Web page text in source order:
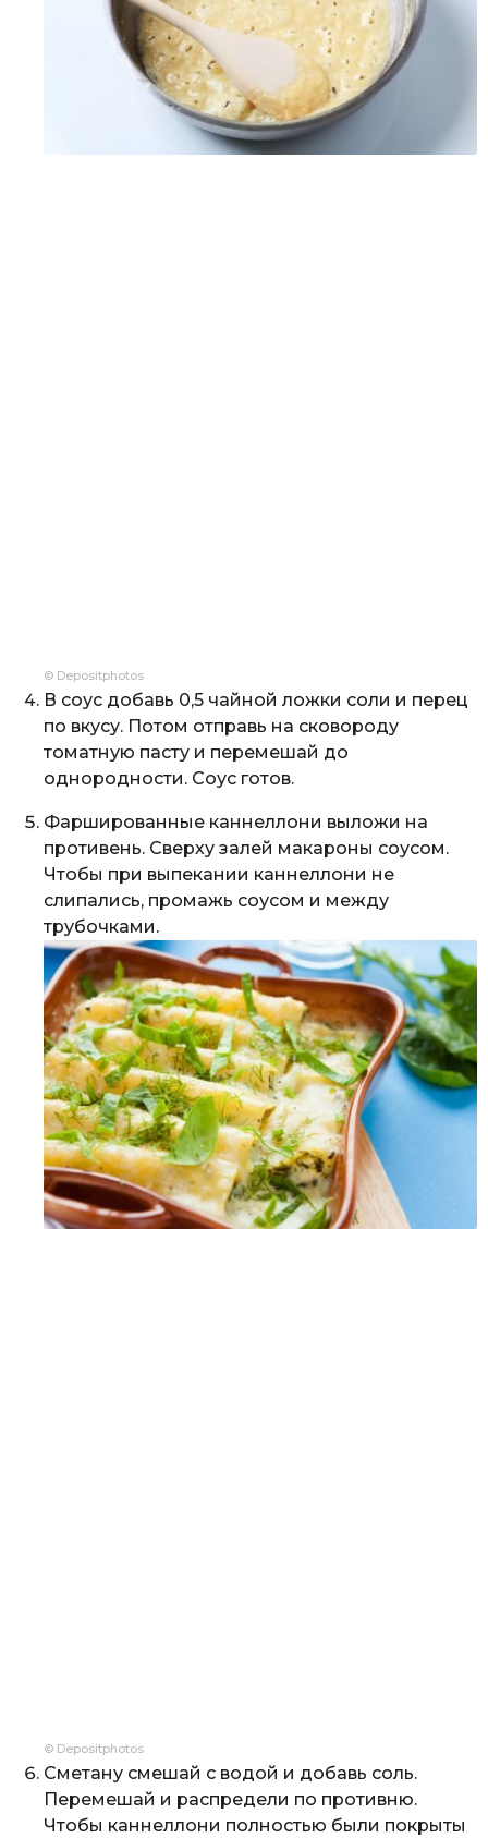
© Depositphotos
В соус добавь 0,5 чайной ложки соли и перец
по вкусу. Потом отправь на сковороду
томатную пасту и перемешай до
однородности. Соус готов.
Фаршированные каннеллони выложи на
противень. Сверху залей макароны соусом.
Чтобы при выпекании каннеллони не
слипались, промажь соусом и между
трубочками.
© Depositphotos
Сметану смешай с водой и добавь соль.
Перемешай и распредели по противню.
Чтобы каннеллони полностью были покрыты